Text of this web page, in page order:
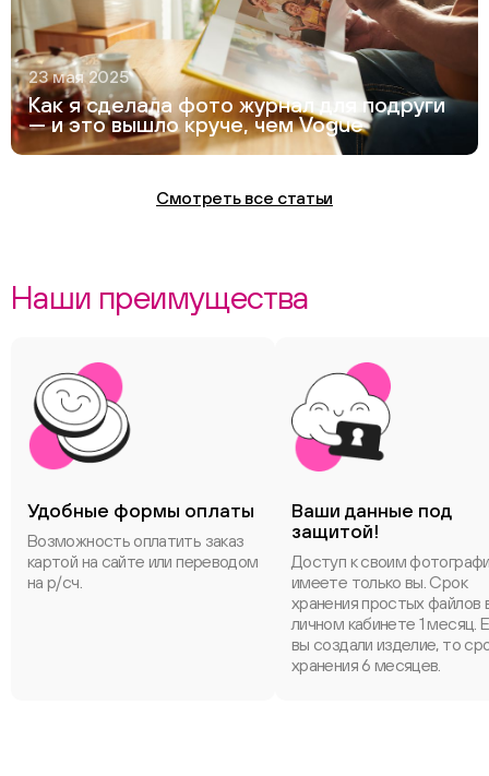
23 мая 2025
Как я сделала фото журнал для подруги
— и это вышло круче, чем Vogue
Смотреть все статьи
Наши преимущества
Удобные формы оплаты
Возможность оплатить заказ
картой на сайте или переводом
на р/сч.
Ваши данные под
защитой!
Доступ к своим
имеете только вы. Срок
хранения простых файлов
личном кабинете 1 месяц.
вы создали изделие, то
хранения 6 месяцев.